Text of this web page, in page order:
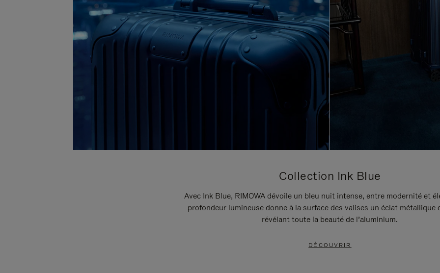
Collection Ink Blue
Avec Ink Blue, RIMOWA dévoile un bleu nuit intense, entre modernité et
profondeur lumineuse donne à la surface des valises un éclat métallique
révélant toute la beauté de l’aluminium.
DÉCOUVRIR